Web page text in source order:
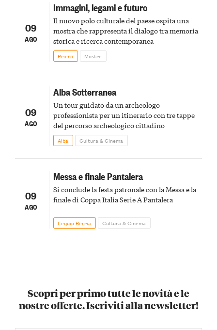
09
AGO
Immagini, legami e futuro
Il nuovo polo culturale del paese ospita una
mostra che rappresenta il dialogo tra memoria
storica e ricerca contemporanea
Priero Mostre
09
AGO
Alba Sotterranea
Un tour guidato da un archeologo
professionista per un itinerario con tre tappe
del percorso archeologico cittadino
Alba Cultura & Cinema
09
AGO
Messa e finale Pantalera
Si conclude la festa patronale con la Messa e la
finale di Coppa Italia Serie A Pantalera
Lequio Berria Cultura & Cinema
Scopri per primo tutte le novità e le
nostre offerte. Iscriviti alla newsletter!